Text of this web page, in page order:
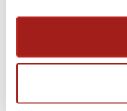
milli áætl­aðrar
aflnotk­unar í